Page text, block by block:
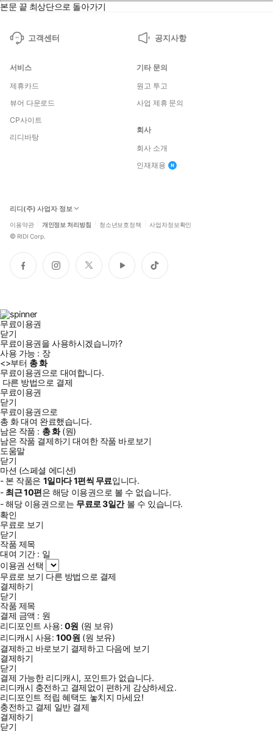
본문 끝 최상단으로 돌아가기
고객센터 공지사항
서비스
제휴카드
뷰어 다운로드
CP사이트
리디바탕
기타 문의
원고 투고
사업 제휴 문의
회사
회사 소개
인재채용
리디(주) 사업자 정보
이용약관 개인정보 처리방침 청소년보호정책 사업자정보확인
© RIDI Corp.
페
이
인
스
트
위
유
튜
틱
톡
무료이용권
닫기
무료이용권을 사용하시겠습니까?
사용 가능 : 장
<>부터 총화
무료이용권으로 대여합니다.
다른 방법으로 결제
무료이용권
닫기
무료이용권으로
총 화대여 완료했습니다.
남은 작품 : 총화(원)
남은 작품 결제하기 대여한 작품 바로보기
도움말
닫기
마션 (스페셜 에디션)
- 본 작품은 1일마다1편씩 무료입니다.
- 최근10편은 해당 이용권으로 볼 수 없습니다.
- 해당 이용권으로는 무료로3일간볼 수 있습니다.
확인
무료로 보기
닫기
작품 제목
대여 기간 : 일
이용권 선택
무료로 보기 다른 방법으로 결제
결제하기
닫기
작품 제목
결제 금액 : 원
리디포인트 사용: 0원 (원 보유)
리디캐시 사용:100원 (원 보유)
결제하고 바로보기 결제하고 다음에 보기
결제하기
닫기
결제 가능한 리디캐시, 포인트가 없습니다.
리디캐시 충전하고 결제없이 편하게 감상하세요.
리디포인트 적립 혜택도 놓치지 마세요!
충전하고 결제 일반 결제
결제하기
닫기